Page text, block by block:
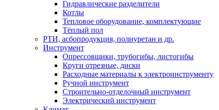
Гидравлические разделители
Котлы
Тепловое оборудование, комплектующие
Тёплый пол
РТИ, асбопродукция, полиуретан и др.
Инструмент
Опрессовщики, трубогибы, листогибы
Круги отрезные, диски
Расходные материалы к электроинструменту
Ручной инструмент
Строительно-отделочный инструмент
Электрический инструмент